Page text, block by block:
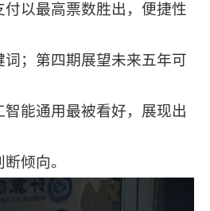
以最高票数胜出，便捷性
；第四期展望未来五年可
能通用最被看好，展现出
倾向。